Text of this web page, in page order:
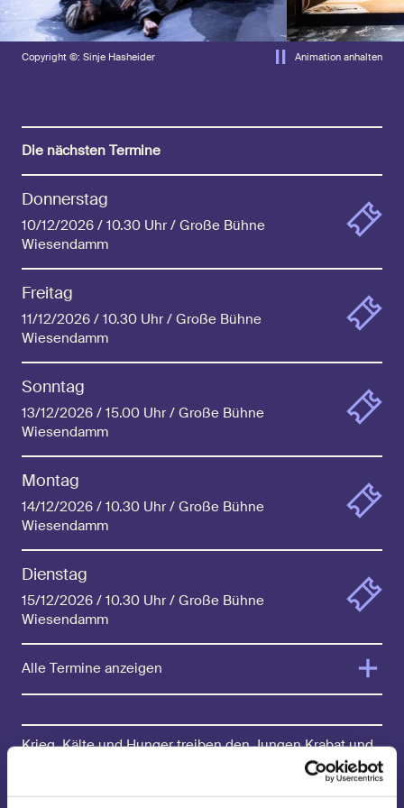
Copyright ©: Sinje Hasheider Animation anhalten
Die nächsten Termine
Donnerstag
10/12/2026 / 10.30 Uhr / Große Bühne
Wiesendamm
Freitag
11/12/2026 / 10.30 Uhr / Große Bühne
Wiesendamm
Sonntag
13/12/2026 / 15.00 Uhr / Große Bühne
Wiesendamm
Montag
14/12/2026 / 10.30 Uhr / Große Bühne
Wiesendamm
Dienstag
15/12/2026 / 10.30 Uhr / Große Bühne
Wiesendamm
Alle Termine anzeigen
Krieg, Kälte und Hunger treiben den Jungen Krabat und
eine Gruppe anderer Waisenkinder bettelnd von Dorf zu
Dorf. Doch plötzlich suchen Krabat wilde Träume heim
und eine Stimme, die tief aus seinem Innersten zu